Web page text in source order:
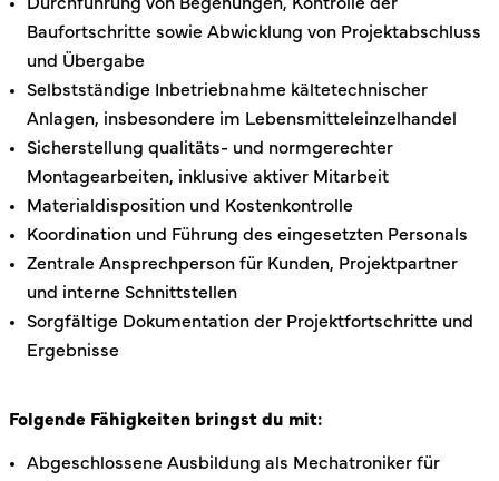
Baufortschritte sowie Abwicklung von Projektabschluss
und Übergabe
Selbstständige Inbetriebnahme kältetechnischer
Anlagen, insbesondere im Lebensmitteleinzelhandel
Sicherstellung qualitäts- und normgerechter
Montagearbeiten, inklusive aktiver Mitarbeit
Materialdisposition und Kostenkontrolle
Koordination und Führung des eingesetzten Personals
Zentrale Ansprechperson für Kunden, Projektpartner
und interne Schnittstellen
Sorgfältige Dokumentation der Projektfortschritte und
Ergebnisse
Folgende Fähigkeiten bringst du mit:
Abgeschlossene Ausbildung als Mechatroniker für